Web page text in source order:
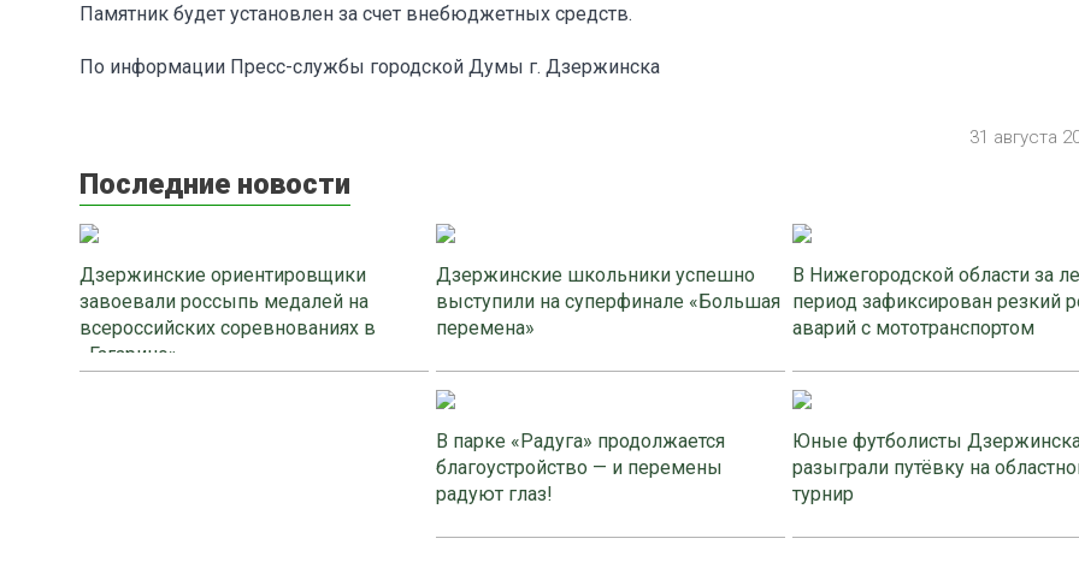
Памятник будет установлен за счет внебюджетных средств.
По информации Пресс-службы городской Думы г. Дзержинска
31 августа
Последние новости
Дзержинские ориентировщики
завоевали россыпь медалей на
всероссийских соревнованиях в
«Гагарино»
Дзержинские школьники успешно
выступили на суперфинале «Большая
перемена»
В Нижегородской области за
период зафиксирован резкий
аварий с мототранспортом
В парке «Радуга» продолжается
благоустройство — и перемены
радуют глаз!
Юные футболисты
разыграли путёвку на
турнир